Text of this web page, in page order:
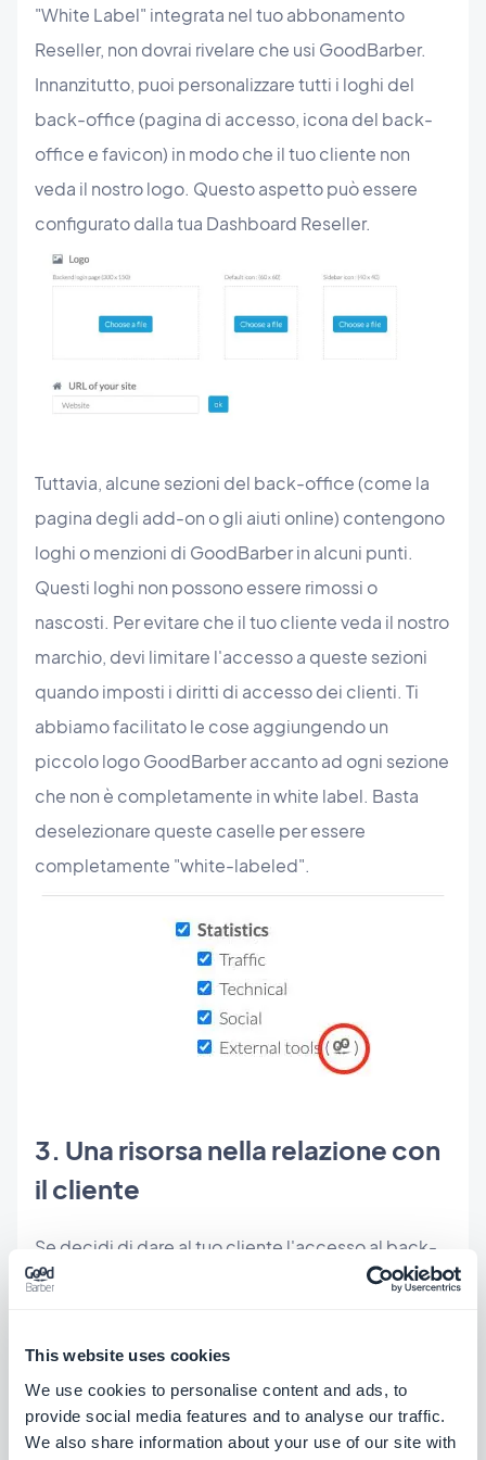
This website uses cookies
We use cookies to personalise content and ads, to
provide social media features and to analyse our traffic.
We also share information about your use of our site with
"White Label" integrata nel tuo abbonamento
Reseller, non dovrai rivelare che usi GoodBarber.
Innanzitutto, puoi personalizzare tutti i loghi del
back-office (pagina di accesso, icona del back-
office e favicon) in modo che il tuo cliente non
veda il nostro logo. Questo aspetto può essere
configurato dalla tua Dashboard Reseller.
Tuttavia, alcune sezioni del back-office (come la
pagina degli add-on o gli aiuti online) contengono
loghi o menzioni di GoodBarber in alcuni punti.
Questi loghi non possono essere rimossi o
nascosti. Per evitare che il tuo cliente veda il nostro
marchio, devi limitare l'accesso a queste sezioni
quando imposti i diritti di accesso dei clienti. Ti
abbiamo facilitato le cose aggiungendo un
piccolo logo GoodBarber accanto ad ogni sezione
che non è completamente in white label. Basta
deselezionare queste caselle per essere
completamente "white-labeled".
3. Una risorsa nella relazione con
il cliente
Se decidi di dare al tuo cliente l'accesso al back-
office, qualsiasi strategia tu scelga, dovrai usarlo
Un'immagine professionale
Quando i tuoi clienti accederanno per la prima